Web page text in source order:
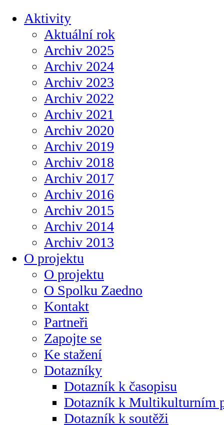
Aktivity
Aktuální rok
Archiv 2025
Archiv 2024
Archiv 2023
Archiv 2022
Archiv 2021
Archiv 2020
Archiv 2019
Archiv 2018
Archiv 2017
Archiv 2016
Archiv 2015
Archiv 2014
Archiv 2013
O projektu
O projektu
O Spolku Zaedno
Kontakt
Partneři
Zapojte se
Ke stažení
Dotazníky
Dotazník k časopisu
Dotazník k Multikulturním
Dotazník k soutěži